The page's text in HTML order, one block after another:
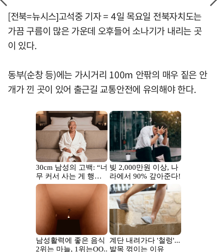
[전북=뉴시스]고석중 기자 = 4일 목요일 전북자치도는
가끔 구름이 많은 가운데 오후들어 소나기가 내리는 곳
이 있다.
동부(순창 등)에는 가시거리 100m 안팎의 매우 짙은 안
개가 낀 곳이 있어 출근길 교통안전에 유의해야 한다.